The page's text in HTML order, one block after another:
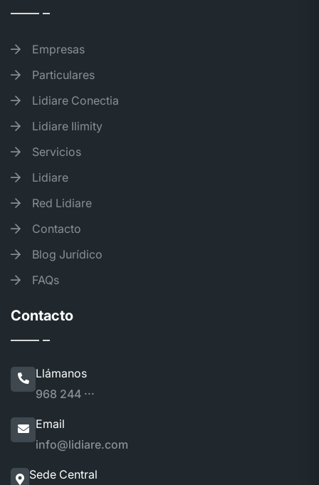
Empresas
Particulares
Lidiare Conectia
Lidiare Ilimity
Servicios
Lidiare
Red Lidiare
Contacto
Blog Jurídico
FAQs
Contacto
Llámanos
968 244 ···
Email
info@lidiare.com
Sede Central